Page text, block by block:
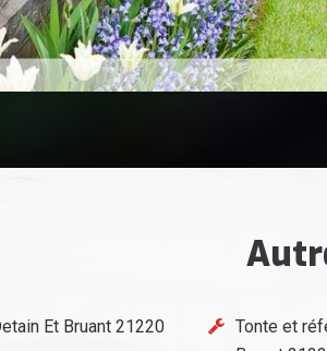
Et Bruant 21220
Tonte et